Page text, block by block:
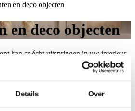
Details Over
en deco objecten
en deco objecten
kan er écht uitspringen in uw interieur.
of zelfs om op de grond te
Diepte (cm)